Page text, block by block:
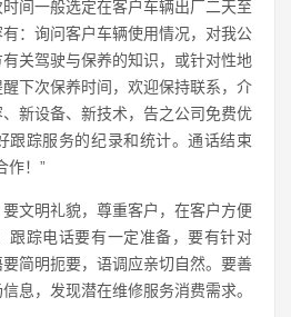
间一般选定在客户车辆出厂二天至
：询问客户车辆使用情况，对我公
关驾驶与保养的知识，或针对性地
下次保养时间，欢迎保持联系，介
新设备、新技术，告之公司免费优
跟踪服务的纪录和统计。通话结束
作！”
文明礼貌，尊重客户，在客户方便
跟踪电话要有一定准备，要有针对
简明扼要，语调应亲切自然。要善
息，发现潜在维修服务消费需求。